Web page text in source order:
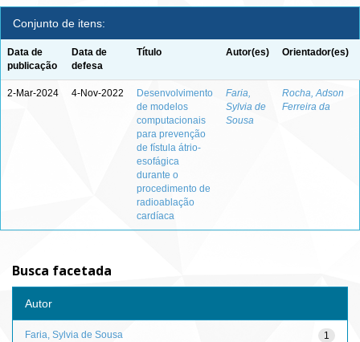
Conjunto de itens:
Data de
publicação
Data de
defesa
Título Autor(es) Orientador(es)
2-Mar-2024 4-Nov-2022
Desenvolvimento
de modelos
computacionais
para prevenção
de fístula átrio-
esofágica
durante o
procedimento de
radioablação
cardíaca
Faria,
Sylvia de
Sousa
Rocha, Adson
Ferreira da
Busca facetada
Autor
1
Faria, Sylvia de Sousa